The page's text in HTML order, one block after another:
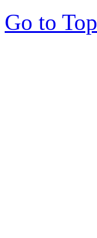
Go to Top